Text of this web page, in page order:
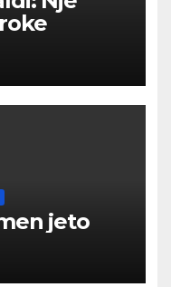
jeto